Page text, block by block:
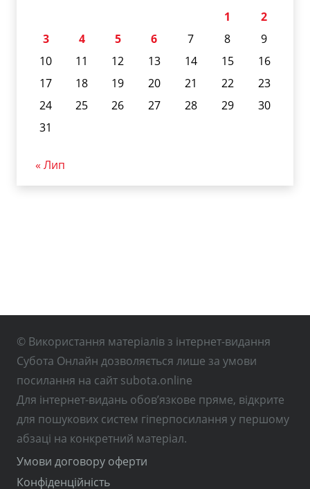
1
2
3
4 5 6 7 8
9
10
11 12 13 14 15
16
17
18 19 20 21 22
23
24
25 26 27 28 29
30
31
« Лип
© Використання матеріалів з інтернет-видання
Субота Онлайн дозволяється лише за умови
посилання на сайт subota.online
Для інтернет-видань обов’язкове пряме, відкрите
для пошукових систем гіперпосилання у першому
абзаці на конкретний матеріал.
Умови договору оферти
Конфіденційність